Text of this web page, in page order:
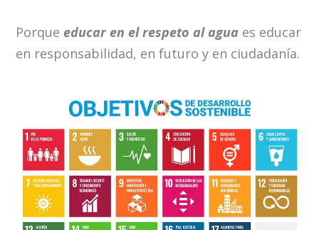
Porque educar en el respeto al agua es educar
en responsabilidad, en futuro y en ciudadanía.